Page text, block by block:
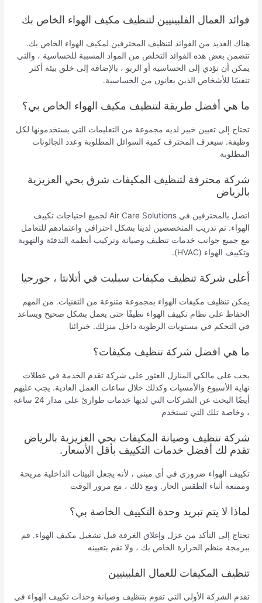
فوائد العمال الفلبينيين لتنظيف مكيف الهواء الخاص بك
هناك العديد من الفوائد لتنظيف المحترفين لمكيف الهواء الخاص بك.
تتضمن بعض هذه الفوائد التخلص من المواد المسببة للحساسية ، والتي
يمكن أن تؤدي إلى الحساسية أو الربو ، بالإضافة إلى خلق بيئة أكثر
تنفسًا للأشخاص الذين يعانون من الحساسية.
ما هي أفضل طريقة لتنظيف مكيف الهواء الخاص بي؟
تحتاج إلى تعيين خبير لديه مجموعة من التعليمات التي يستخدمونها لكل
وظيفة. سيعرف المحترف كمية السوائل المطلوبة وعدد الجالونات
المطلوبة
شركة محترفة لتنظيف المكيفات شرق بحي العزيزية
بالرياض
اتصل بالمحترفين في Air Care Solutions لجميع احتياجات تكييف
الهواء. تم تدريب المتخصصين لدينا بشكل احترافي واعتمادهم للتعامل
مع جميع جوانب خدمات تنظيف وصيانة وتركيب أنظمة التدفئة والتهوية
وتكييف الهواء (HVAC).
أعلى شركة تنظيف مكيفات سبليت في أتلانتا ، جورجيا
يمكن تنظيف مكيفات الهواء بمجموعة متنوعة من التقنيات. من المهم
الحفاظ على نظام تكييف الهواء نظيفًا حتى يعمل بشكل صحيح ويساعد
في التحكم في مستويات الرطوبة داخل منزلك. خبرائنا
ما هي افضل شركة تنظيف مكيفات؟
يجب على مالكي المنازل العثور على شركة تقدم الخدمة في عطلات
نهاية الأسبوع والأمسيات وكذلك خلال ساعات العمل العادية. يجب عليهم
أيضًا البحث عن الشركات التي لديها خدمات طوارئ على مدار 24 ساعة
، وخاصة تلك التي تستخدم
شركة تنظيف وصيانة المكيفات بحي العزيزية بالرياض
تقدم لك أفضل خدمات التكييف بأقل الأسعار.
تكييف الهواء ضروري في أي مبنى ، لأنه يجعل البيئات الداخلية مريحة
وممتعة أثناء الطقس الحار. ومع ذلك ، مع مرور الوقت
لماذا لا يتم تبريد وحدة التكييف الخاصة بي؟
تحتاج إلى التأكد من عزل وإغلاق الغرفة قبل تشغيل مكيف الهواء. قم
ببرمجة منظم الحرارة الخاص بك ، ولا تقم بتعيينه
تنظيف المكيفات للعمال الفلبينيين
تقدم الشركة الأولى التي تقوم بتنظيف وصيانة وحدات تكييف الهواء في